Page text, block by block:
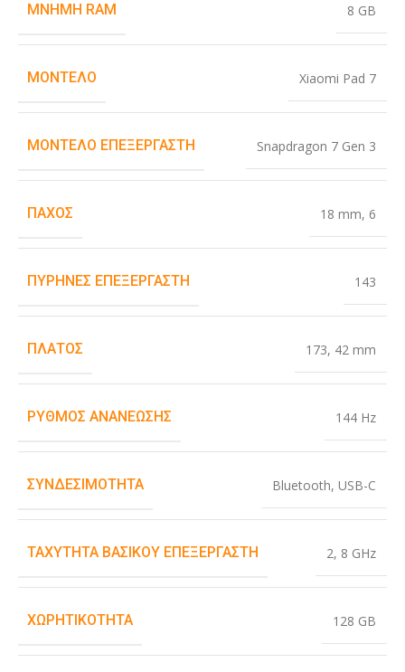
ΜΝΉΜΗ RAM 8 GB
ΜΟΝΤΈΛΟ Xiaomi Pad 7
ΜΟΝΤΈΛΟ ΕΠΕΞΕΡΓΑΣΤΉ Snapdragon 7 Gen 3
ΠΆΧΟΣ 18 mm, 6
ΠΥΡΉΝΕΣ ΕΠΕΞΕΡΓΑΣΤΉ 143
ΠΛΆΤΟΣ 173, 42 mm
ΡΥΘΜΌΣ ΑΝΑΝΈΩΣΗΣ 144 Hz
ΣΥΝΔΕΣΙΜΌΤΗΤΑ Bluetooth, USB-C
ΤΑΧΎΤΗΤΑ ΒΑΣΙΚΟΎ ΕΠΕΞΕΡΓΑΣΤΉ 2, 8 GHz
ΧΩΡΗΤΙΚΌΤΗΤΑ 128 GB